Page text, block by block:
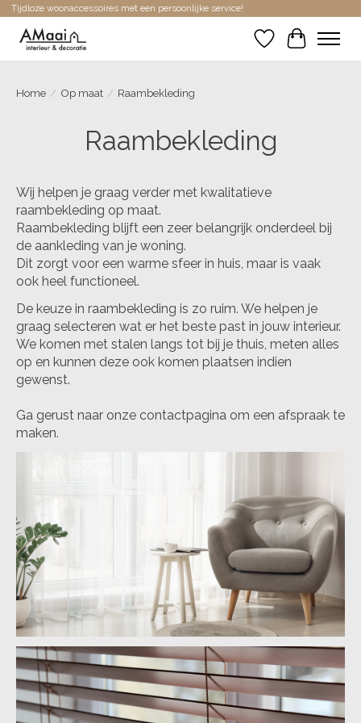
Tijdloze woonaccessoires met een persoonlijke service!
Verlanglijst
Home / Op maat / Raambekleding
Raambekleding
Wij helpen je graag verder met kwalitatieve
raambekleding op maat.
Raambekleding blijft een zeer belangrijk onderdeel bij
de aankleding van je woning.
Dit zorgt voor een warme sfeer in huis, maar is vaak
ook heel functioneel.
De keuze in raambekleding is zo ruim. We helpen je
graag selecteren wat er het beste past in jouw interieur.
We komen met stalen langs tot bij je thuis, meten alles
op en kunnen deze ook komen plaatsen indien
gewenst.
Ga gerust naar onze contactpagina om een afspraak te
maken.